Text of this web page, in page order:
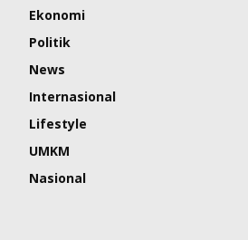
Ekonomi
Politik
News
Internasional
Lifestyle
UMKM
Nasional